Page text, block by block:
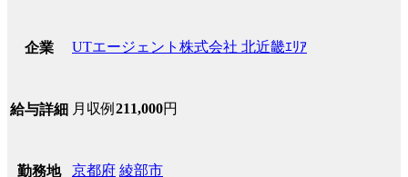
企業 UTエージェント株式会社 北近畿ｴﾘｱ
給与詳細 月収例 211,000円
勤務地 京都府 綾部市